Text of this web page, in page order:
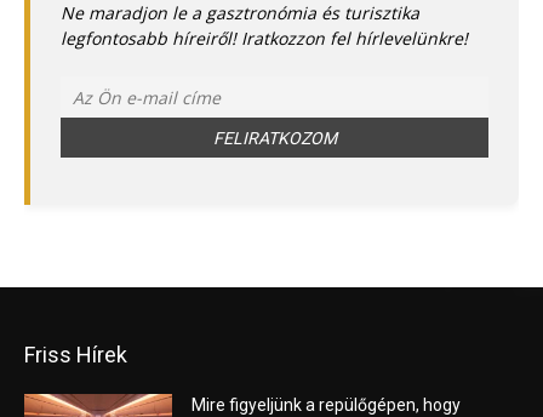
Ne maradjon le a gasztronómia és turisztika
legfontosabb híreiről! Iratkozzon fel hírlevelünkre!
Friss Hírek
Mire figyeljünk a repülőgépen, hogy